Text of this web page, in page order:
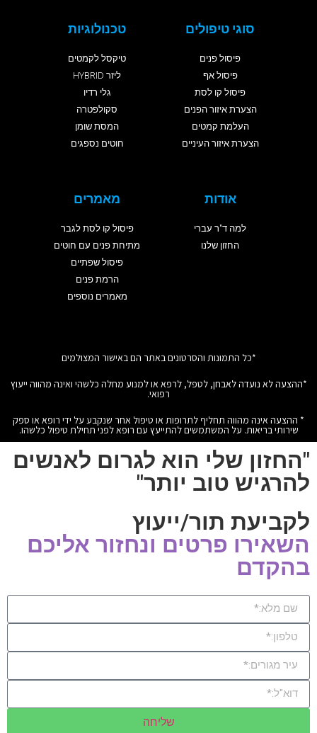
סוגי טיפולים
פיסול פנים
פיסול אף
פיסול קו לסת
הצערת איזור הפנים
העלמת קמטים
הצערת איזור העיניים
טכנולוגיות
טיקסל לקמטים
ליזר HYBRID
גלי רדיו
סקולפטרה
המסת שומן
חוטים נספגים
אודות
למה ד"ר עברי
החזון שלנו
מאמרים
פיסול קו לסת לגבר
מתיחת פנים עם חוטים
פיסול שפתיים
הרמת פנים
מאמרים נוספים
*כל התמונות והסרטונים באתר הם באישור המצולמים
*ההצעה לא נועדה לאבחן, לטפל, לרפא או למנוע מחלה כלשהי ואינה מהווה ייעוץ
רפואי.
* ההצעה אינה מהווה תחליף לתרופות או טיפול אחר שנקבע על ידי רופא או ספק
שירותי בריאות. על המשתמשים להתייעץ עם רופא לפני תחילת טיפול כלשהו.
"החזון שלי הוא לגרום לאנשים
להרגיש טוב יותר"
לקביעת תור/ייעוץ
השאירו פרטים ונחזור אליכם
בהקדם
שליחה